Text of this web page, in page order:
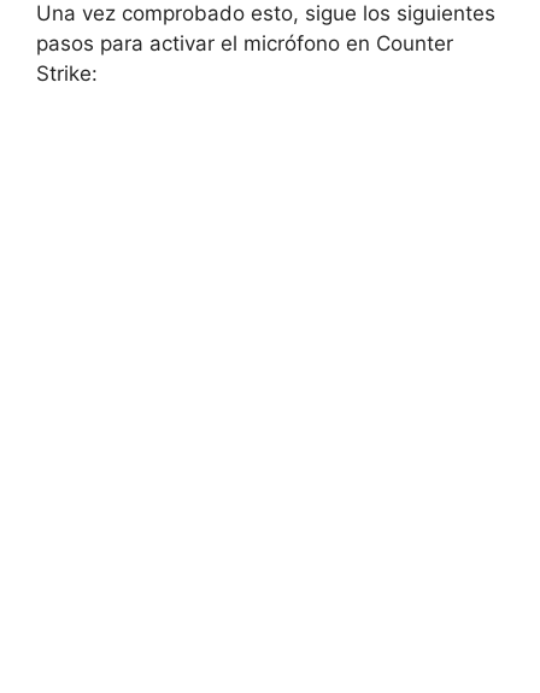
Una vez comprobado esto, sigue los siguientes
pasos para activar el micrófono en Counter
Strike: